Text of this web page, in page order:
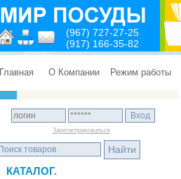
(967) 727-27-25
(917) 166-35-82
Главная О Компании Режим работы
Зарегистрироваться
КАТАЛОГ.